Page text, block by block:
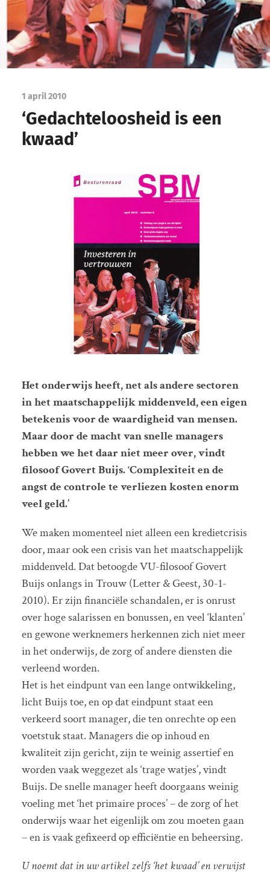
1 april 2010
‘Gedachteloosheid is een
kwaad’
Het onderwijs heeft, net als andere sectoren
in het maatschappelijk middenveld, een eigen
betekenis voor de waardigheid van mensen.
Maar door de macht van snelle managers
hebben we het daar niet meer over, vindt
filosoof Govert Buijs. ‘Complexiteit en de
angst de controle te verliezen kosten enorm
veel geld.’
We maken momenteel niet alleen een kredietcrisis
door, maar ook een crisis van het maatschappelijk
middenveld. Dat betoogde VU-filosoof Govert
Buijs onlangs in Trouw (Letter & Geest, 30-1-
2010). Er zijn financiële schandalen, er is onrust
over hoge salarissen en bonussen, en veel ‘klanten’
en gewone werknemers herkennen zich niet meer
in het onderwijs, de zorg of andere diensten die
verleend worden.
Het is het eindpunt van een lange ontwikkeling,
licht Buijs toe, en op dat eindpunt staat een
verkeerd soort manager, die ten onrechte op een
voetstuk staat. Managers die op inhoud en
kwaliteit zijn gericht, zijn te weinig assertief en
worden vaak weggezet als ‘trage watjes’, vindt
Buijs. De snelle manager heeft doorgaans weinig
voeling met ‘het primaire proces’ – de zorg of het
onderwijs waar het eigenlijk om zou moeten gaan
– en is vaak gefixeerd op efficiëntie en beheersing.
U noemt dat in uw artikel zelfs ‘het kwaad’ en verwijst